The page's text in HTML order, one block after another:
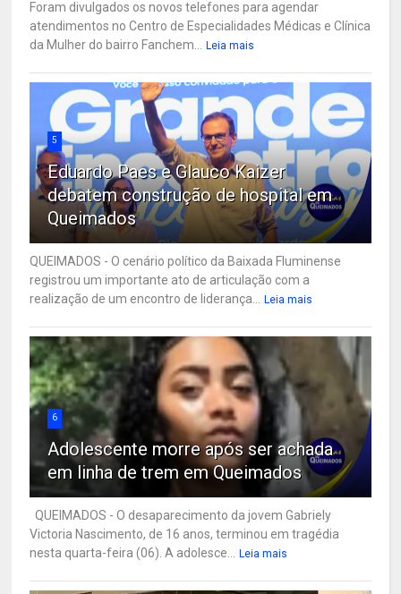
Foram divulgados os novos telefones para agendar
atendimentos no Centro de Especialidades Médicas e Clínica
da Mulher do bairro Fanchem...
Leia mais
5
Eduardo Paes e Glauco Kaizer
debatem construção de hospital em
Queimados
QUEIMADOS - O cenário político da Baixada Fluminense
registrou um importante ato de articulação com a
realização de um encontro de liderança...
Leia mais
6
Adolescente morre após ser achada
em linha de trem em Queimados
QUEIMADOS - O desaparecimento da jovem Gabriely
Victoria Nascimento, de 16 anos, terminou em tragédia
nesta quarta-feira (06). A adolesce...
Leia mais